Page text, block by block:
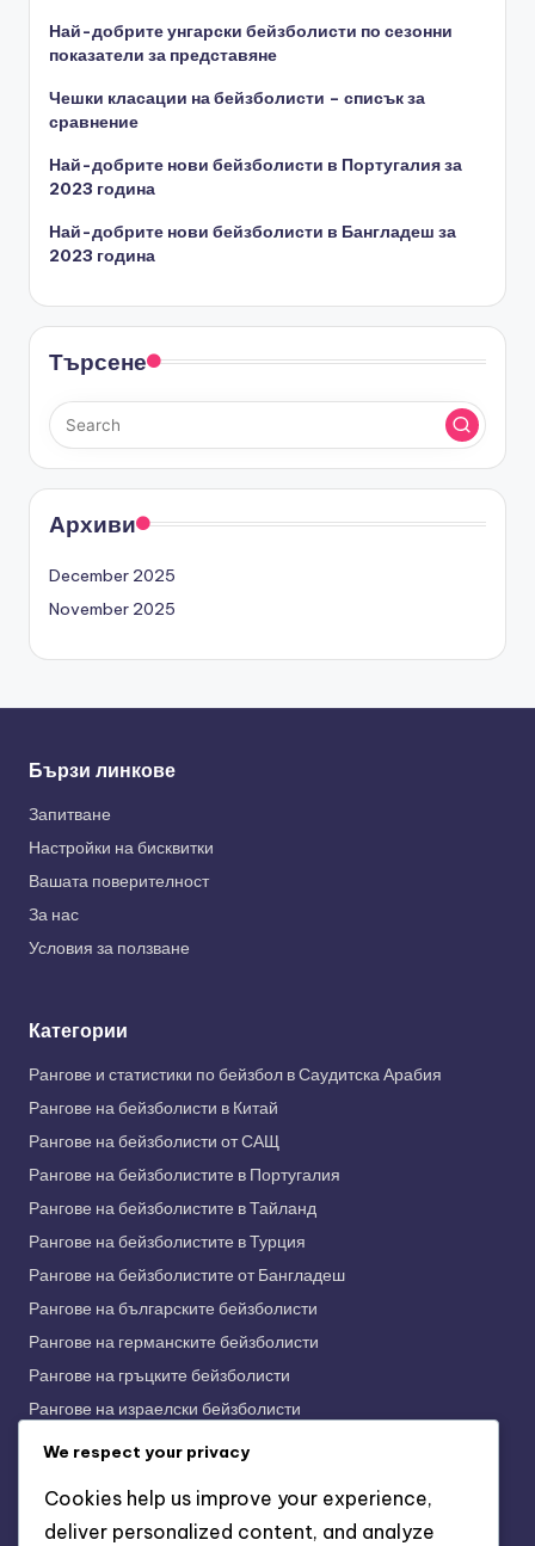
Най-добрите унгарски бейзболисти по сезонни
показатели за представяне
Чешки класации на бейзболисти – списък за
сравнение
Най-добрите нови бейзболисти в Португалия за
2023 година
Най-добрите нови бейзболисти в Бангладеш за
2023 година
Търсене
Архиви
December 2025
November 2025
Бързи линкове
Запитване
Настройки на бисквитки
Вашата поверителност
За нас
Условия за ползване
Категории
Рангове и статистики по бейзбол в Саудитска Арабия
Рангове на бейзболисти в Китай
Рангове на бейзболисти от САЩ
Рангове на бейзболистите в Португалия
Рангове на бейзболистите в Тайланд
Рангове на бейзболистите в Турция
Рангове на бейзболистите от Бангладеш
Рангове на българските бейзболисти
Рангове на германските бейзболисти
Рангове на гръцките бейзболисти
Рангове на израелски бейзболисти
Рангове на индийските бейзболисти
Рангове на испанските бейзболисти
We respect your privacy
Cookies help us improve your experience,
deliver personalized content, and analyze